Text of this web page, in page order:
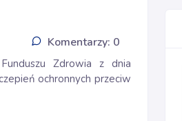
Komentarzy: 0
Zdrowia z dnia
ochronnych przeciw